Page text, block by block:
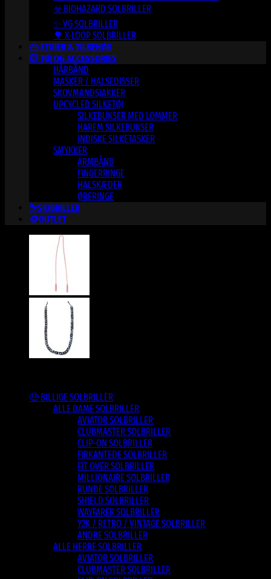
☣️ BIOHAZARD SOLBRILLER
✨ VG SOLBRILLER
🌳 X-LOOP SOLBRILLER
👜 ETUIER & TILBEHØR
🧥 TØJ OG ACCESSORIES
HÅRBÅND
MASKER / HALSEDISSER
SKOVMANDSJAKKER
UPCYCLED SILKETØJ
SILKEBUKSER MED LOMMER
HAREM SILKEBUKSER
INDISKE SILKETASKER
SMYKKER
ARMBÅND
FINGERRINGE
HALSKÆDER
ØRERINGE
⛷️SKIBRILLER
🪙OUTLET
🤑 BILLIGE SOLBRILLER
ALLE DAME SOLBRILLER
AVIATOR SOLBRILLER
CLUBMASTER SOLBRILLER
CLIP-ON SOLBRILLER
FIRKANTEDE SOLBRILLER
FIT OVER SOLBRILLER
MILLIONAIRE SOLBRILLER
RUNDE SOLBRILLER
SHIELD SOLBRILLER
WAYFARER SOLBRILLER
Y2K / RETRO / VINTAGE SOLBRILLER
ANDRE SOLBRILLER
ALLE HERRE SOLBRILLER
AVIATOR SOLBRILLER
CLUBMASTER SOLBRILLER